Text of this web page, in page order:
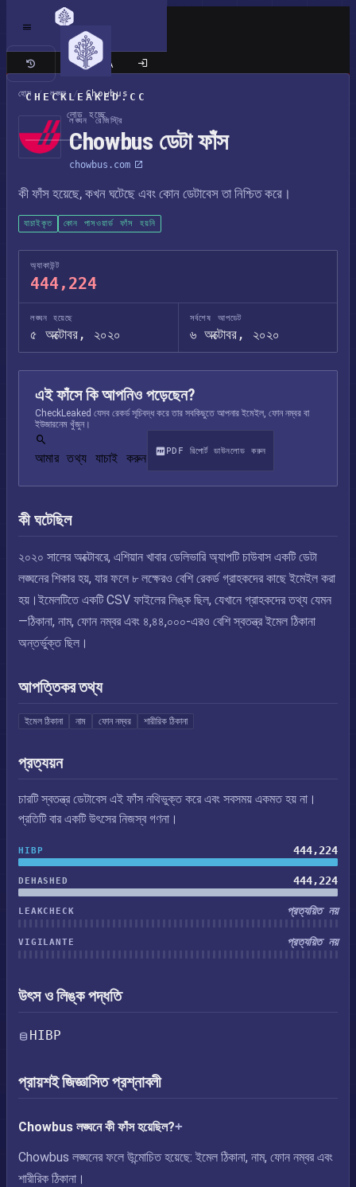
CHECKLEAKED.CC
লোড হচ্ছে
ক্লাসিক সাইট
হোম / লঙ্ঘন / Chowbus
লঙ্ঘন রেজিস্ট্রি
Chowbus ডেটা ফাঁস
chowbus.com
কী ফাঁস হয়েছে, কখন ঘটেছে এবং কোন ডেটাবেস তা নিশ্চিত করে।
যাচাইকৃত কোন পাসওয়ার্ড ফাঁস হয়নি
অ্যাকাউন্ট
444,224
লঙ্ঘন হয়েছে
৫ অক্টোবর, ২০২০
সর্বশেষ আপডেট
৬ অক্টোবর, ২০২০
এই ফাঁসে কি আপনিও পড়েছেন?
CheckLeaked যেসব রেকর্ড সূচিবদ্ধ করে তার সবকিছুতে আপনার ইমেইল, ফোন নম্বর বা
ইউজারনেম খুঁজুন।
আমার তথ্য যাচাই করুন PDF রিপোর্ট ডাউনলোড করুন
কী ঘটেছিল
২০২০ সালের অক্টোবরে, এশিয়ান খাবার ডেলিভারি অ্যাপটি চাউবাস একটি ডেটা
লঙ্ঘনের শিকার হয়, যার ফলে ৮ লক্ষেরও বেশি রেকর্ড গ্রাহকদের কাছে ইমেইল করা
হয়।ইমেলটিতে একটি CSV ফাইলের লিঙ্ক ছিল, যেখানে গ্রাহকদের তথ্য যেমন
—ঠিকানা, নাম, ফোন নম্বর এবং ৪,৪৪,০০০-এরও বেশি স্বতন্ত্র ইমেল ঠিকানা
অন্তর্ভুক্ত ছিল।
আপত্তিকর তথ্য
ইমেল ঠিকানা নাম ফোন নম্বর শারীরিক ঠিকানা
প্রত্যয়ন
চারটি স্বতন্ত্র ডেটাবেস এই ফাঁস নথিভুক্ত করে এবং সবসময় একমত হয় না।
প্রতিটি বার একটি উৎসের নিজস্ব গণনা।
HIBP 444,224
DEHASHED 444,224
LEAKCHECK প্রত্যয়িত নয়
VIGILANTE প্রত্যয়িত নয়
উৎস ও লিঙ্ক পদ্ধতি
HIBP
প্রায়শই জিজ্ঞাসিত প্রশ্নাবলী
Chowbus লঙ্ঘনে কী ফাঁস হয়েছিল?
Chowbus লঙ্ঘনের ফলে উন্মোচিত হয়েছে: ইমেল ঠিকানা, নাম, ফোন নম্বর এবং
শারীরিক ঠিকানা।